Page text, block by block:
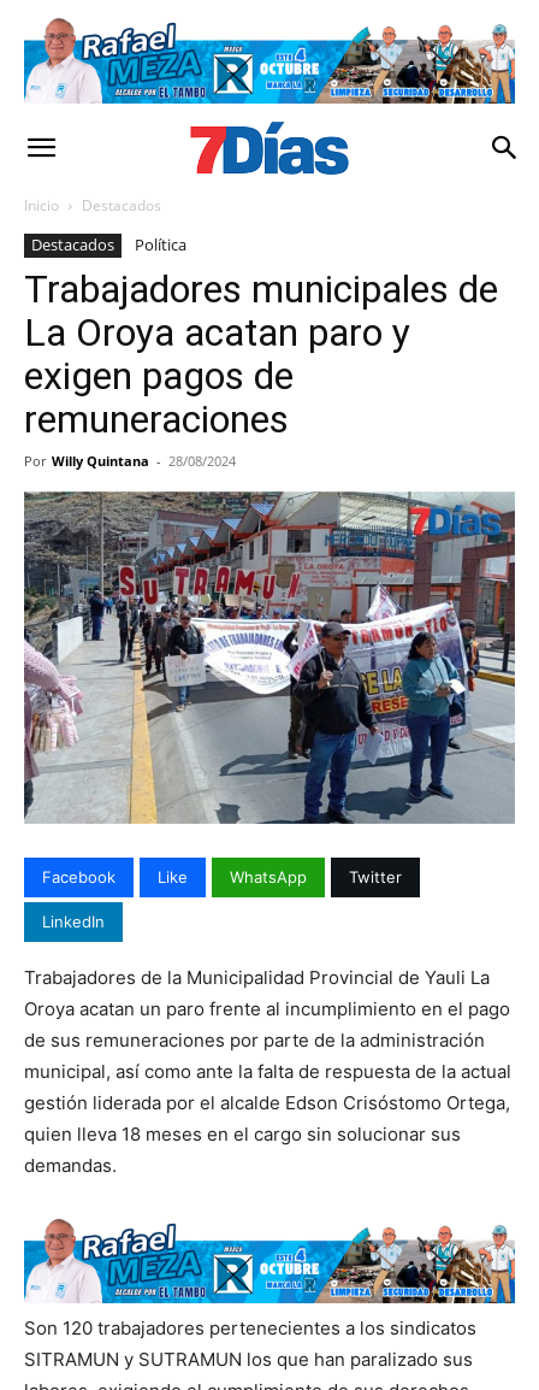
Inicio Destacados
Destacados Política
Trabajadores municipales de
La Oroya acatan paro y
exigen pagos de
remuneraciones
Por Willy Quintana - 28/08/2024
Facebook Like WhatsApp Twitter
LinkedIn
Trabajadores de la Municipalidad Provincial de Yauli La
Oroya acatan un paro frente al incumplimiento en el pago
de sus remuneraciones por parte de la administración
municipal, así como ante la falta de respuesta de la actual
gestión liderada por el alcalde Edson Crisóstomo Ortega,
quien lleva 18 meses en el cargo sin solucionar sus
demandas.
Son 120 trabajadores pertenecientes a los sindicatos
SITRAMUN y SUTRAMUN los que han paralizado sus